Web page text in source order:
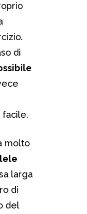
di
facile.
molto
larga
di
del